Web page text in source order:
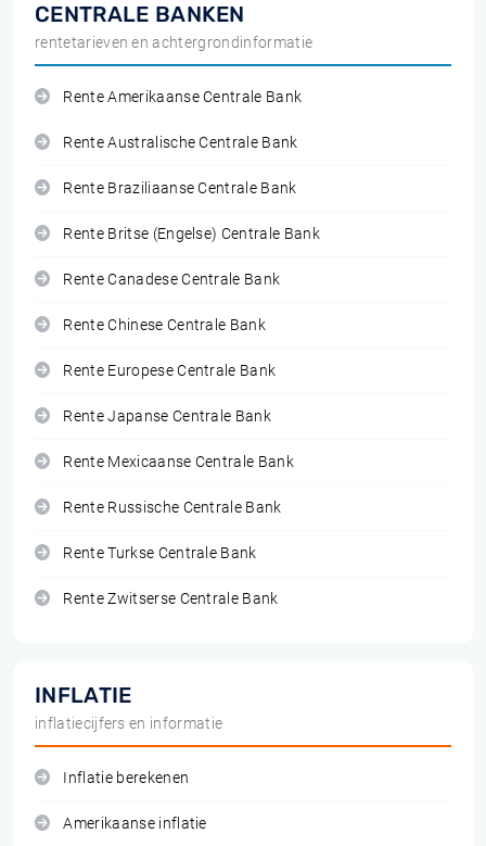
CENTRALE BANKEN
rentetarieven en achtergrondinformatie
Rente Amerikaanse Centrale Bank
Rente Australische Centrale Bank
Rente Braziliaanse Centrale Bank
Rente Britse (Engelse) Centrale Bank
Rente Canadese Centrale Bank
Rente Chinese Centrale Bank
Rente Europese Centrale Bank
Rente Japanse Centrale Bank
Rente Mexicaanse Centrale Bank
Rente Russische Centrale Bank
Rente Turkse Centrale Bank
Rente Zwitserse Centrale Bank
INFLATIE
inflatiecijfers en informatie
Inflatie berekenen
Amerikaanse inflatie